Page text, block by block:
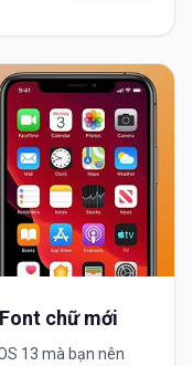
chữ mới
13 mà bạn nên